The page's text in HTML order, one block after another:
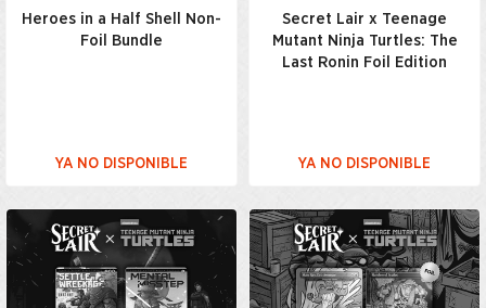
Heroes in a Half Shell Non-
Foil Bundle
YA NO DISPONIBLE
Secret Lair x Teenage
Mutant Ninja Turtles: The
Last Ronin Foil Edition
YA NO DISPONIBLE